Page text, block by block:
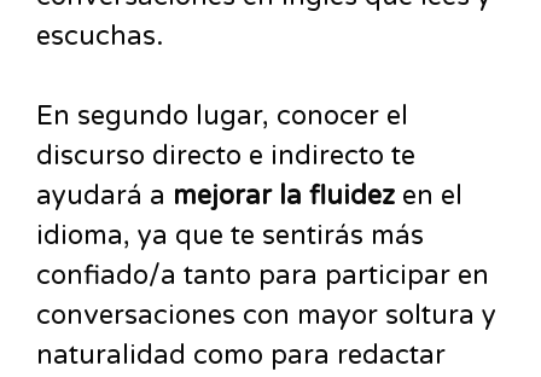
escuchas.
En segundo lugar, conocer el
discurso directo e indirecto te
ayudará a mejorar la fluidez en el
idioma, ya que te sentirás más
confiado/a tanto para participar en
conversaciones con mayor soltura y
naturalidad como para redactar